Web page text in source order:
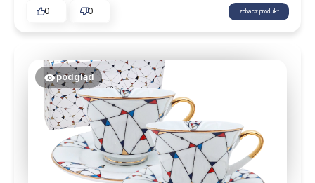
0
0 zobacz produkt
podgląd